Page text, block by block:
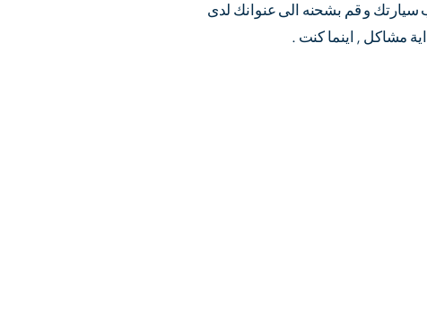
سيارتك و قم بشحنه الى عنوانك لدى
مشاكل , اينما كنت .